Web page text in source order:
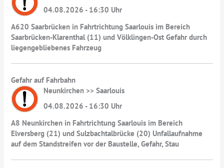
04.08.2026 - 16:30 Uhr
A620 Saarbrücken in Fahrtrichtung Saarlouis im Bereich
Saarbrücken-Klarenthal (11) und Völklingen-Ost Gefahr durch
liegengebliebenes Fahrzeug
Gefahr auf Fahrbahn
Neunkirchen >> Saarlouis
04.08.2026 - 16:30 Uhr
A8 Neunkirchen in Fahrtrichtung Saarlouis im Bereich
Elversberg (21) und Sulzbachtalbrücke (20) Unfallaufnahme
auf dem Standstreifen vor der Baustelle, Gefahr, Stau